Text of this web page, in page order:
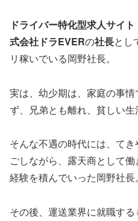
ドライバー特化型求人サイト
式会社ドラEVERの社長とし
リ稼いでいる岡野社長。
実は、幼少期は、家庭の事
ず、兄弟とも離れ、貧しい生
そんな不遇の時代には、て
ごしながら、露天商として
経験を積んでいった岡野社長。
その後、運送業界に就職す